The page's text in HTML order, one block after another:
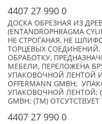
4407 27 990 0
ДОСКА ОБРЕЗНАЯ ИЗ
(ENTANDROPHRAGMA
НЕ СТРОГАНАЯ, НЕ
ТОРЦЕВЫХ
ОБРАБОТКУ,
МЕБЕЛИ, ПЕРЕЛОЖЕНА
УПАКОВОЧНОЙ ЛЕНТОЙ
OFFERMANN GMBH;
УПАКОВОЧНОЙ ЛЕНТОЙ;
GMBH; (TM) ОТСУТСТВУЕТ
4407 27 990 0